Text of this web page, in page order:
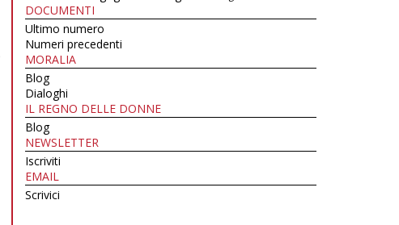
DOCUMENTI
Ultimo numero
Numeri precedenti
MORALIA
Blog
Dialoghi
IL REGNO DELLE DONNE
Blog
NEWSLETTER
Iscriviti
EMAIL
Scrivici